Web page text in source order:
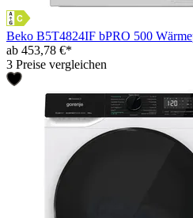
Beko B5T4824IF bPRO 500
ab 453,78 €*
3 Preise vergleichen